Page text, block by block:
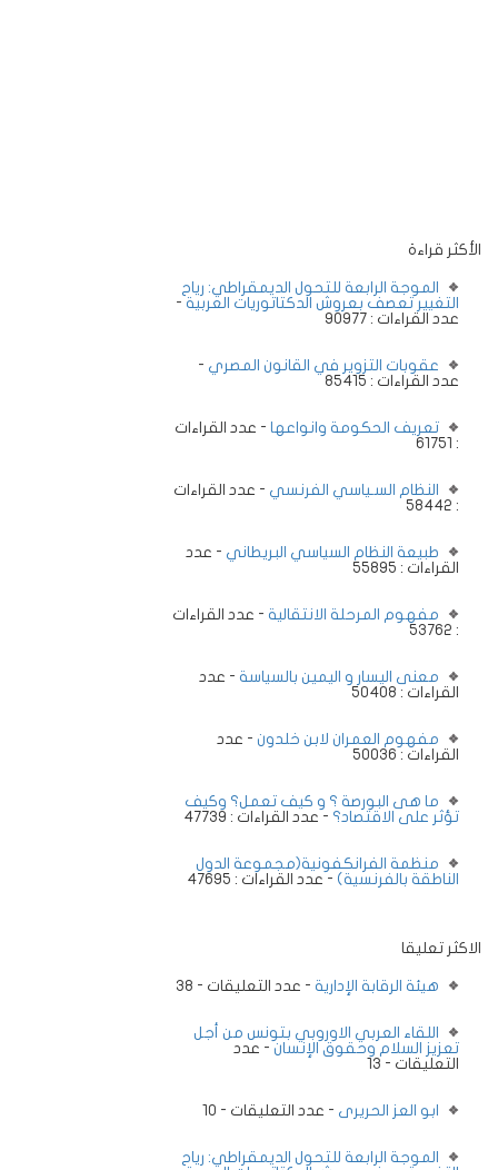
الأكثر قراءة
الموجة الرابعة للتحول الديمقراطي: رياح
التغيير تعصف بعروش الدكتاتوريات العربية -
عدد القراءات : 90977
عقوبات التزوير في القانون المصري -
عدد القراءات : 85415
تعريف الحكومة وانواعها - عدد القراءات
: 61751
النظام السـياسي الفرنسي - عدد القراءات
: 58442
طبيعة النظام السياسي البريطاني - عدد
القراءات : 55895
مفهوم المرحلة الانتقالية - عدد القراءات
: 53762
معنى اليسار و اليمين بالسياسة - عدد
القراءات : 50408
مفهوم العمران لابن خلدون - عدد
القراءات : 50036
ما هى البورصة ؟ و كيف تعمل؟ وكيف
تؤثر على الاقتصاد؟ - عدد القراءات : 47739
منظمة الفرانكفونية(مجموعة الدول
الناطقة بالفرنسية) - عدد القراءات : 47695
الاكثر تعليقا
هيئة الرقابة الإدارية - عدد التعليقات - 38
اللقاء العربي الاوروبي بتونس من أجل
تعزيز السلام وحقوق الإنسان - عدد
التعليقات - 13
ابو العز الحريرى - عدد التعليقات - 10
الموجة الرابعة للتحول الديمقراطي: رياح